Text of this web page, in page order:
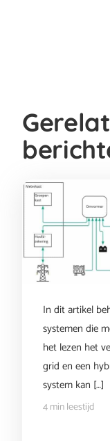
In dit artikel
systemen die
het lezen het
grid en een
system kan […]
4 min leestijd